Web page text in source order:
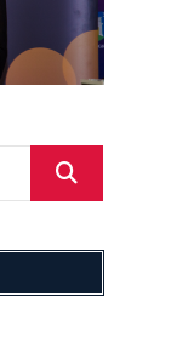
Pretraži